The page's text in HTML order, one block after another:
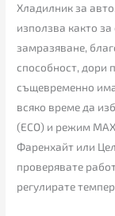
Хладилник за
използва както
замразяване,
способност, дори
същевременно
всяко време да
(ECO) и режим
Фаренхайт или
проверявате
регулирате